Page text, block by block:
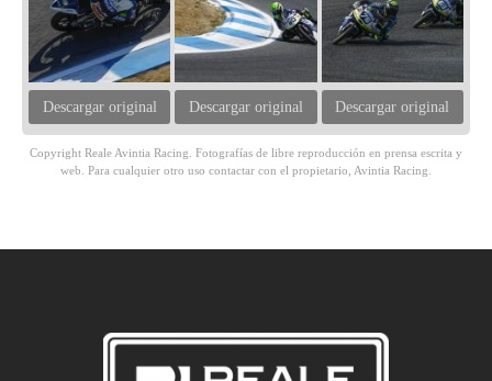
Descargar original Descargar original Descargar original
Copyright Reale Avintia Racing. Fotografías de libre reproducción en prensa escrita y
web. Para cualquier otro uso contactar con el propietario, Avintia Racing.